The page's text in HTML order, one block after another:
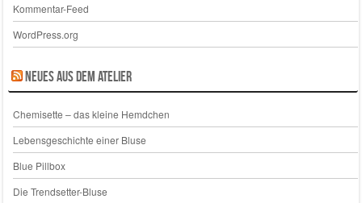
Kommentar-Feed
WordPress.org
Neues aus dem Atelier
Chemisette – das kleine Hemdchen
Lebensgeschichte einer Bluse
Blue Pillbox
Die Trendsetter-Bluse